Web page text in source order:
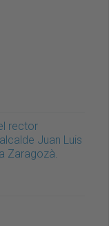
rector
Juan Luis
Zaragozà.